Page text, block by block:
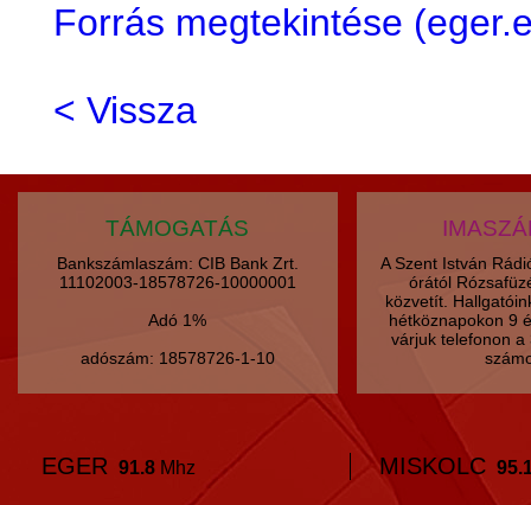
Forrás megtekintése
< Vissza
TÁMOGATÁS
Bankszámlaszám: CIB Bank Zrt.
11102003-18578726-10000001
Adó 1%
adószám: 18578726-1-10
A Szent István
órától
közvetít.
hétköznapokon 9
várjuk telefonon
EGER 91.8 Mhz MISKOLC